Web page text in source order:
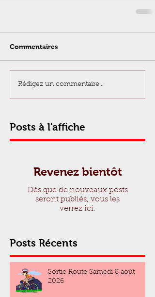
Commentaires
Rédigez un commentaire...
Posts à l'affiche
Revenez bientôt
Dès que de nouveaux posts
seront publiés, vous les
verrez ici.
Posts Récents
Sortie Route Samedi 8 août
2026